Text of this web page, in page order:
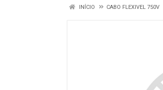
INÍCIO CABO FLEXIVEL 750V